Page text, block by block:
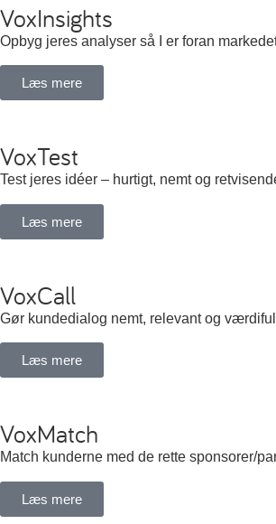
VoxInsights
Opbyg jeres analyser så I er foran
Læs mere
VoxTest
Test jeres idéer – hurtigt, nemt og
Læs mere
VoxCall
Gør kundedialog nemt, relevant og
Læs mere
VoxMatch
Match kunderne med de rette sponsorer/
Læs mere